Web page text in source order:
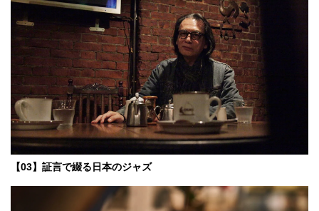
【03】証言で綴る日本のジャズ